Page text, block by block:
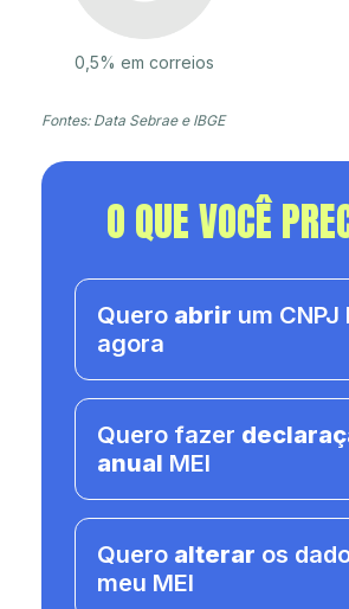
0,5% em correios
Fontes: Data Sebrae e IBGE
O QUE VOCÊ
Quero abrir um CNPJ
agora
Quero fazer
anual MEI
Quero alterar os
meu MEI